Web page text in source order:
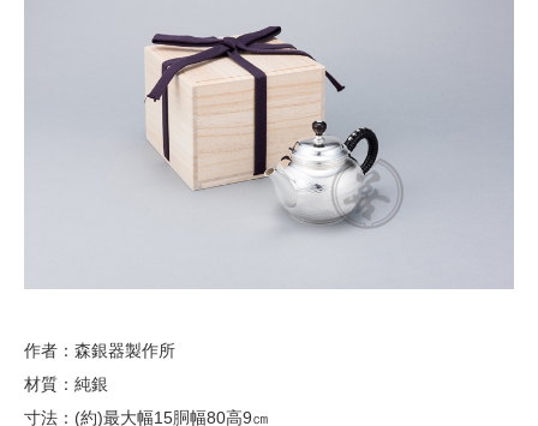
作者：森銀器製作所
材質：純銀
寸法：(約)最大幅15胴幅80高9㎝